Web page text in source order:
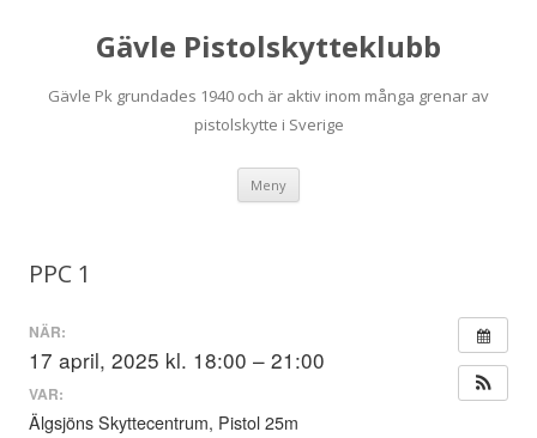
Gävle Pistolskytteklubb
Gävle Pk grundades 1940 och är aktiv inom många grenar av
pistolskytte i Sverige
Meny
PPC 1
NÄR:
17 april, 2025 kl. 18:00 – 21:00
VAR:
Älgsjöns Skyttecentrum, Pistol 25m